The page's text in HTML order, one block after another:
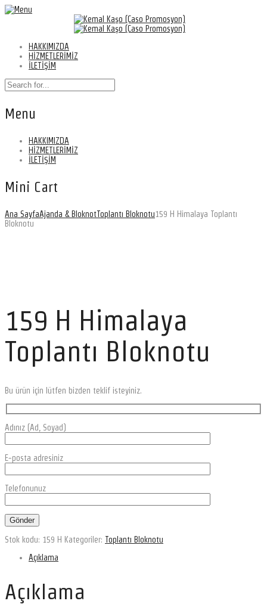
HAKKIMIZDA
HİZMETLERİMİZ
İLETİŞİM
Menu
HAKKIMIZDA
HİZMETLERİMİZ
İLETİŞİM
Mini Cart
Ana SayfaAjanda & BloknotToplantı Bloknotu159 H Himalaya Toplantı
Bloknotu
159 H Himalaya
Toplantı Bloknotu
Bu ürün için lütfen bizden teklif isteyiniz.
Adınız (Ad, Soyad)
E-posta adresiniz
Telefonunuz
Stok kodu: 159 H Kategoriler: Toplantı Bloknotu
Açıklama
Açıklama